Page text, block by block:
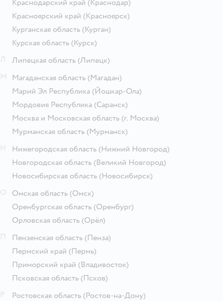
Краснодарский край (Краснодар)
Красноярский край (Красноярск)
Курганская область (Курган)
Курская область (Курск)
Липецкая область (Липецк)
Магаданская область (Магадан)
Марий Эл Республика (Йошкар-Ола)
Мордовия Республика (Саранск)
Москва и Московская область (г. Москва)
Мурманская область (Мурманск)
Нижегородская область (Нижний Новгород)
Новгородская область (Великий Новгород)
Новосибирская область (Новосибирск)
Омская область (Омск)
Оренбургская область (Оренбург)
Орловская область (Орёл)
Пензенская область (Пенза)
Пермский край (Пермь)
Приморский край (Владивосток)
Псковская область (Псков)
Ростовская область (Ростов-на-Дону)